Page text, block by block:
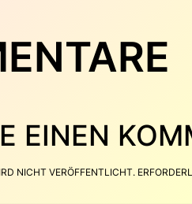
EINEN
NICHT VERÖFFENTLICHT.